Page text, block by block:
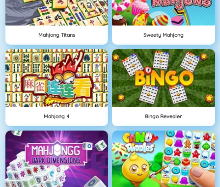
Mahjong Titans Sweety Mahjong
Mahjong 4 Bingo Revealer